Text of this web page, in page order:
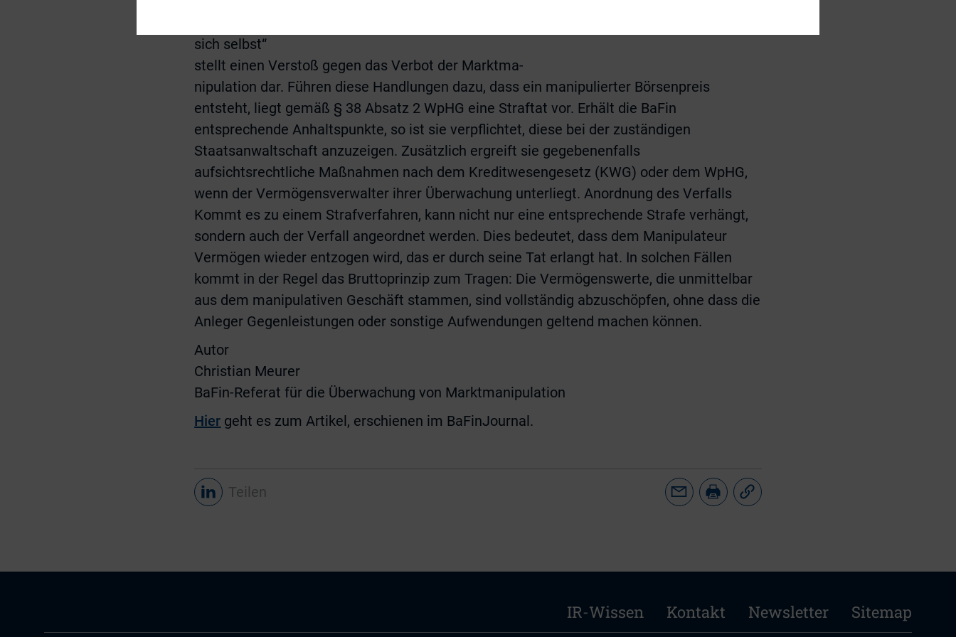
sich selbst“
stellt einen Verstoß gegen das Verbot der Marktma-
nipulation dar. Führen diese Handlungen dazu, dass ein manipulierter Börsenpreis
entsteht, liegt gemäß § 38 Absatz 2 WpHG eine Straftat vor. Erhält die BaFin
entsprechende Anhaltspunkte, so ist sie verpflichtet, diese bei der zuständigen
Staatsanwaltschaft anzuzeigen. Zusätzlich ergreift sie gegebenenfalls
aufsichtsrechtliche Maßnahmen nach dem Kreditwesengesetz (KWG) oder dem WpHG,
wenn der Vermögensverwalter ihrer Überwachung unterliegt. Anordnung des Verfalls
Kommt es zu einem Strafverfahren, kann nicht nur eine entsprechende Strafe verhängt,
sondern auch der Verfall angeordnet werden. Dies bedeutet, dass dem Manipulateur
Vermögen wieder entzogen wird, das er durch seine Tat erlangt hat. In solchen Fällen
kommt in der Regel das Bruttoprinzip zum Tragen: Die Vermögenswerte, die unmittelbar
aus dem manipulativen Geschäft stammen, sind vollständig abzuschöpfen, ohne dass die
Anleger Gegenleistungen oder sonstige Aufwendungen geltend machen können.
Autor
Christian Meurer
BaFin-Referat für die Überwachung von Marktmanipulation
Hier geht es zum Artikel, erschienen im BaFinJournal.
Teilen
IR-Wissen Kontakt Newsletter Sitemap